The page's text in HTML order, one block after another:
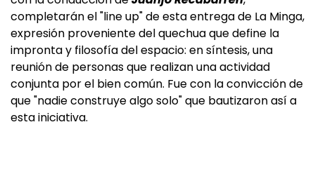
completarán el "line up" de esta entrega de La Minga,
expresión proveniente del quechua que define la
impronta y filosofía del espacio: en síntesis, una
reunión de personas que realizan una actividad
conjunta por el bien común. Fue con la convicción de
que "nadie construye algo solo" que bautizaron así a
esta iniciativa.